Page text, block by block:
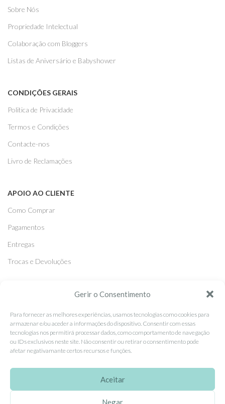
Gerir o Consentimento
Para fornecer as melhores experiências, usamos tecnologias como cookies para
armazenar e/ou aceder a informações do dispositivo. Consentir com essas
tecnologias nos permitirá processar dados, como comportamento de navegação
ou IDs exclusivos neste site. Não consentir ou retirar o consentimento pode
afetar negativamante certos recursos e funções.
Aceitar
Negar
Sobre Nós
Propriedade Intelectual
Colaboração com Bloggers
Listas de Aniversário e Babyshower
CONDIÇÕES GERAIS
Politica de Privacidade
Termos e Condições
Contacte-nos
Livro de Reclamações
APOIO AO CLIENTE
Como Comprar
Pagamentos
Entregas
Trocas e Devoluções
Facebook
Instagram
Pinterest